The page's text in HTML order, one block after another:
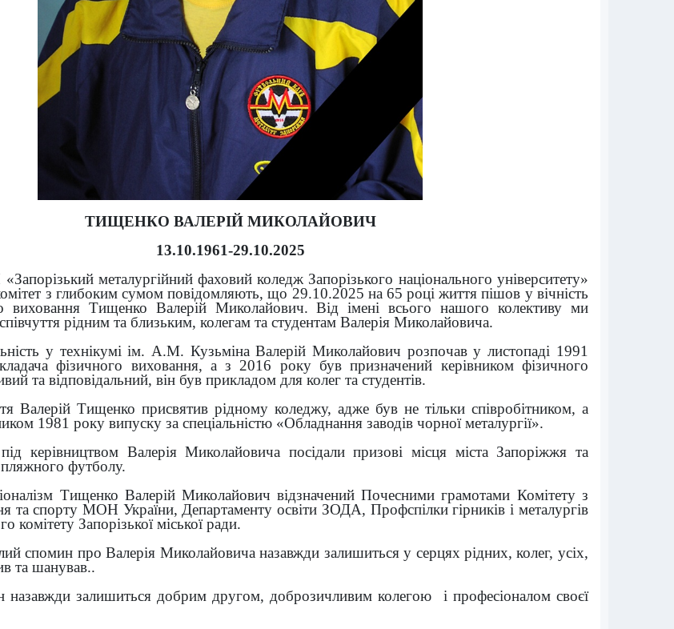
ТИЩЕНКО ВАЛЕРІЙ МИКОЛАЙОВИЧ
13.10.1961-29.10.2025
металургійний фаховий коледж Запорізького національного університету»
з глибоким сумом повідомляють, що 29.10.2025 на 65 році життя пішов у вічність
виховання Тищенко Валерій Миколайович. Від імені всього нашого колективу ми
рідним та близьким, колегам та студентам Валерія Миколайовича.
у технікумі ім. А.М. Кузьміна Валерій Миколайович розпочав у листопаді 1991
фізичного виховання, а з 2016 року був призначений керівником фізичного
та відповідальний, він був прикладом для колег та студентів.
Валерій Тищенко присвятив рідному коледжу, адже був не тільки співробітником, а
1981 року випуску за спеціальністю «Обладнання заводів чорної металургії».
керівництвом Валерія Миколайовича посідали призові місця міста Запоріжжя та
пляжного футболу.
Тищенко Валерій Миколайович відзначений Почесними грамотами Комітету з
та спорту МОН України, Департаменту освіти ЗОДА, Профспілки гірників і металургів
комітету Запорізької міської ради.
спомин про Валерія Миколайовича назавжди залишиться у серцях рідних, колег, усіх,
та шанував..
назавжди залишиться добрим другом, доброзичливим колегою і професіоналом своєї